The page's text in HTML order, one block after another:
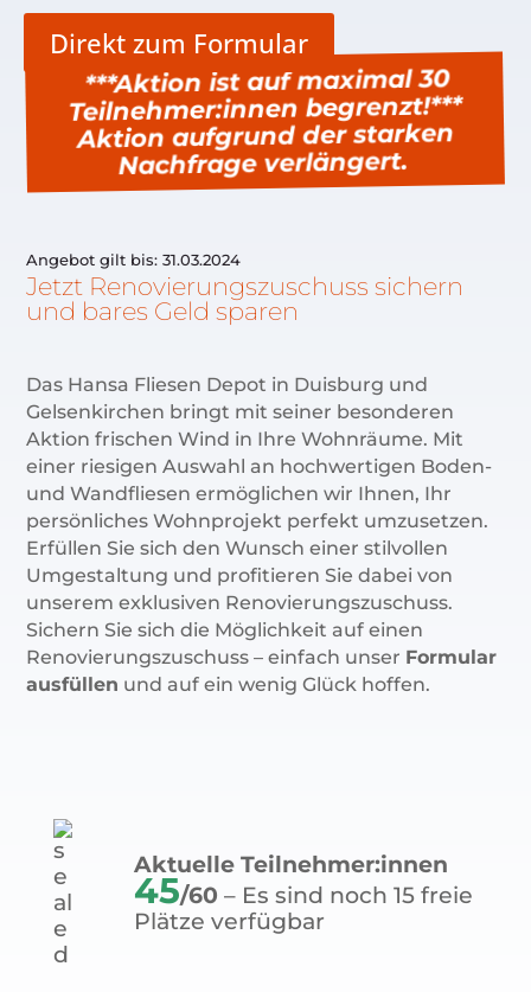
Direkt zum Formular
***Aktion ist auf maximal 30
Teilnehmer:innen begrenzt!***
Aktion aufgrund der starken
Nachfrage verlängert.
Angebot gilt bis: 31.03.2024
Jetzt Renovierungszuschuss sichern
und bares Geld sparen
Das Hansa Fliesen Depot in Duisburg und
Gelsenkirchen bringt mit seiner besonderen
Aktion frischen Wind in Ihre Wohnräume. Mit
einer riesigen Auswahl an hochwertigen Boden-
und Wandfliesen ermöglichen wir Ihnen, Ihr
persönliches Wohnprojekt perfekt umzusetzen.
Erfüllen Sie sich den Wunsch einer stilvollen
Umgestaltung und profitieren Sie dabei von
unserem exklusiven Renovierungszuschuss.
Sichern Sie sich die Möglichkeit auf einen
Renovierungszuschuss – einfach unser Formular
ausfüllen und auf ein wenig Glück hoffen.
Aktuelle Teilnehmer:innen
45/60 – Es sind noch 15 freie
Plätze verfügbar